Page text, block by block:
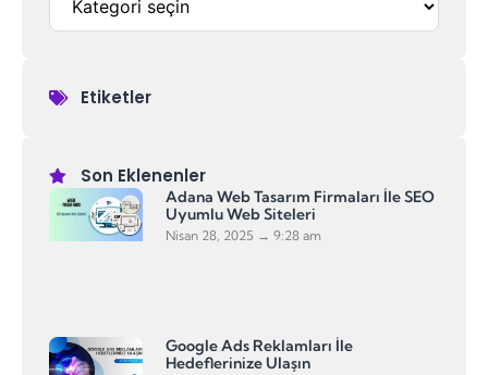
Etiketler
Son Eklenenler
Adana Web Tasarım Firmaları İle SEO
Uyumlu Web Siteleri
Nisan 28, 2025 9:28 am
Google Ads Reklamları İle
Hedeflerinize Ulaşın